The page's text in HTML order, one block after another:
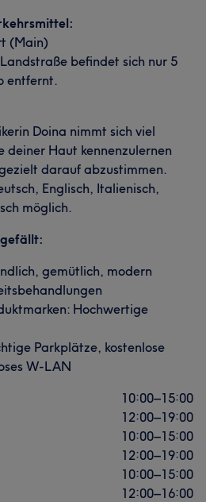
(Main)
befindet sich nur 5
entfernt.
Doina nimmt sich viel
deiner Haut kennenzulernen
darauf abzustimmen.
Englisch, Italienisch,
möglich.
gemütlich, modern
Hochwertige
Parkplätze, kostenlose
W-LAN
10:00–15:00
12:00–19:00
10:00–15:00
12:00–19:00
10:00–15:00
12:00–16:00